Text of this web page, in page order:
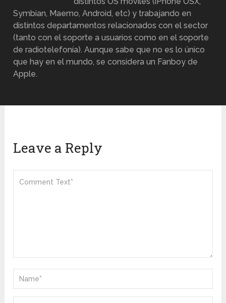
Symbian, Maemo, Android, etc) y trabajando en
distintos departamentos relacionados con el sector
(tanto con el soporte a usuarios como en el soporte
de radiotelefonía). Aunque sabe que no es lo único
que hay en el mundo, se considera un Fanboy de
Apple.
Leave a Reply